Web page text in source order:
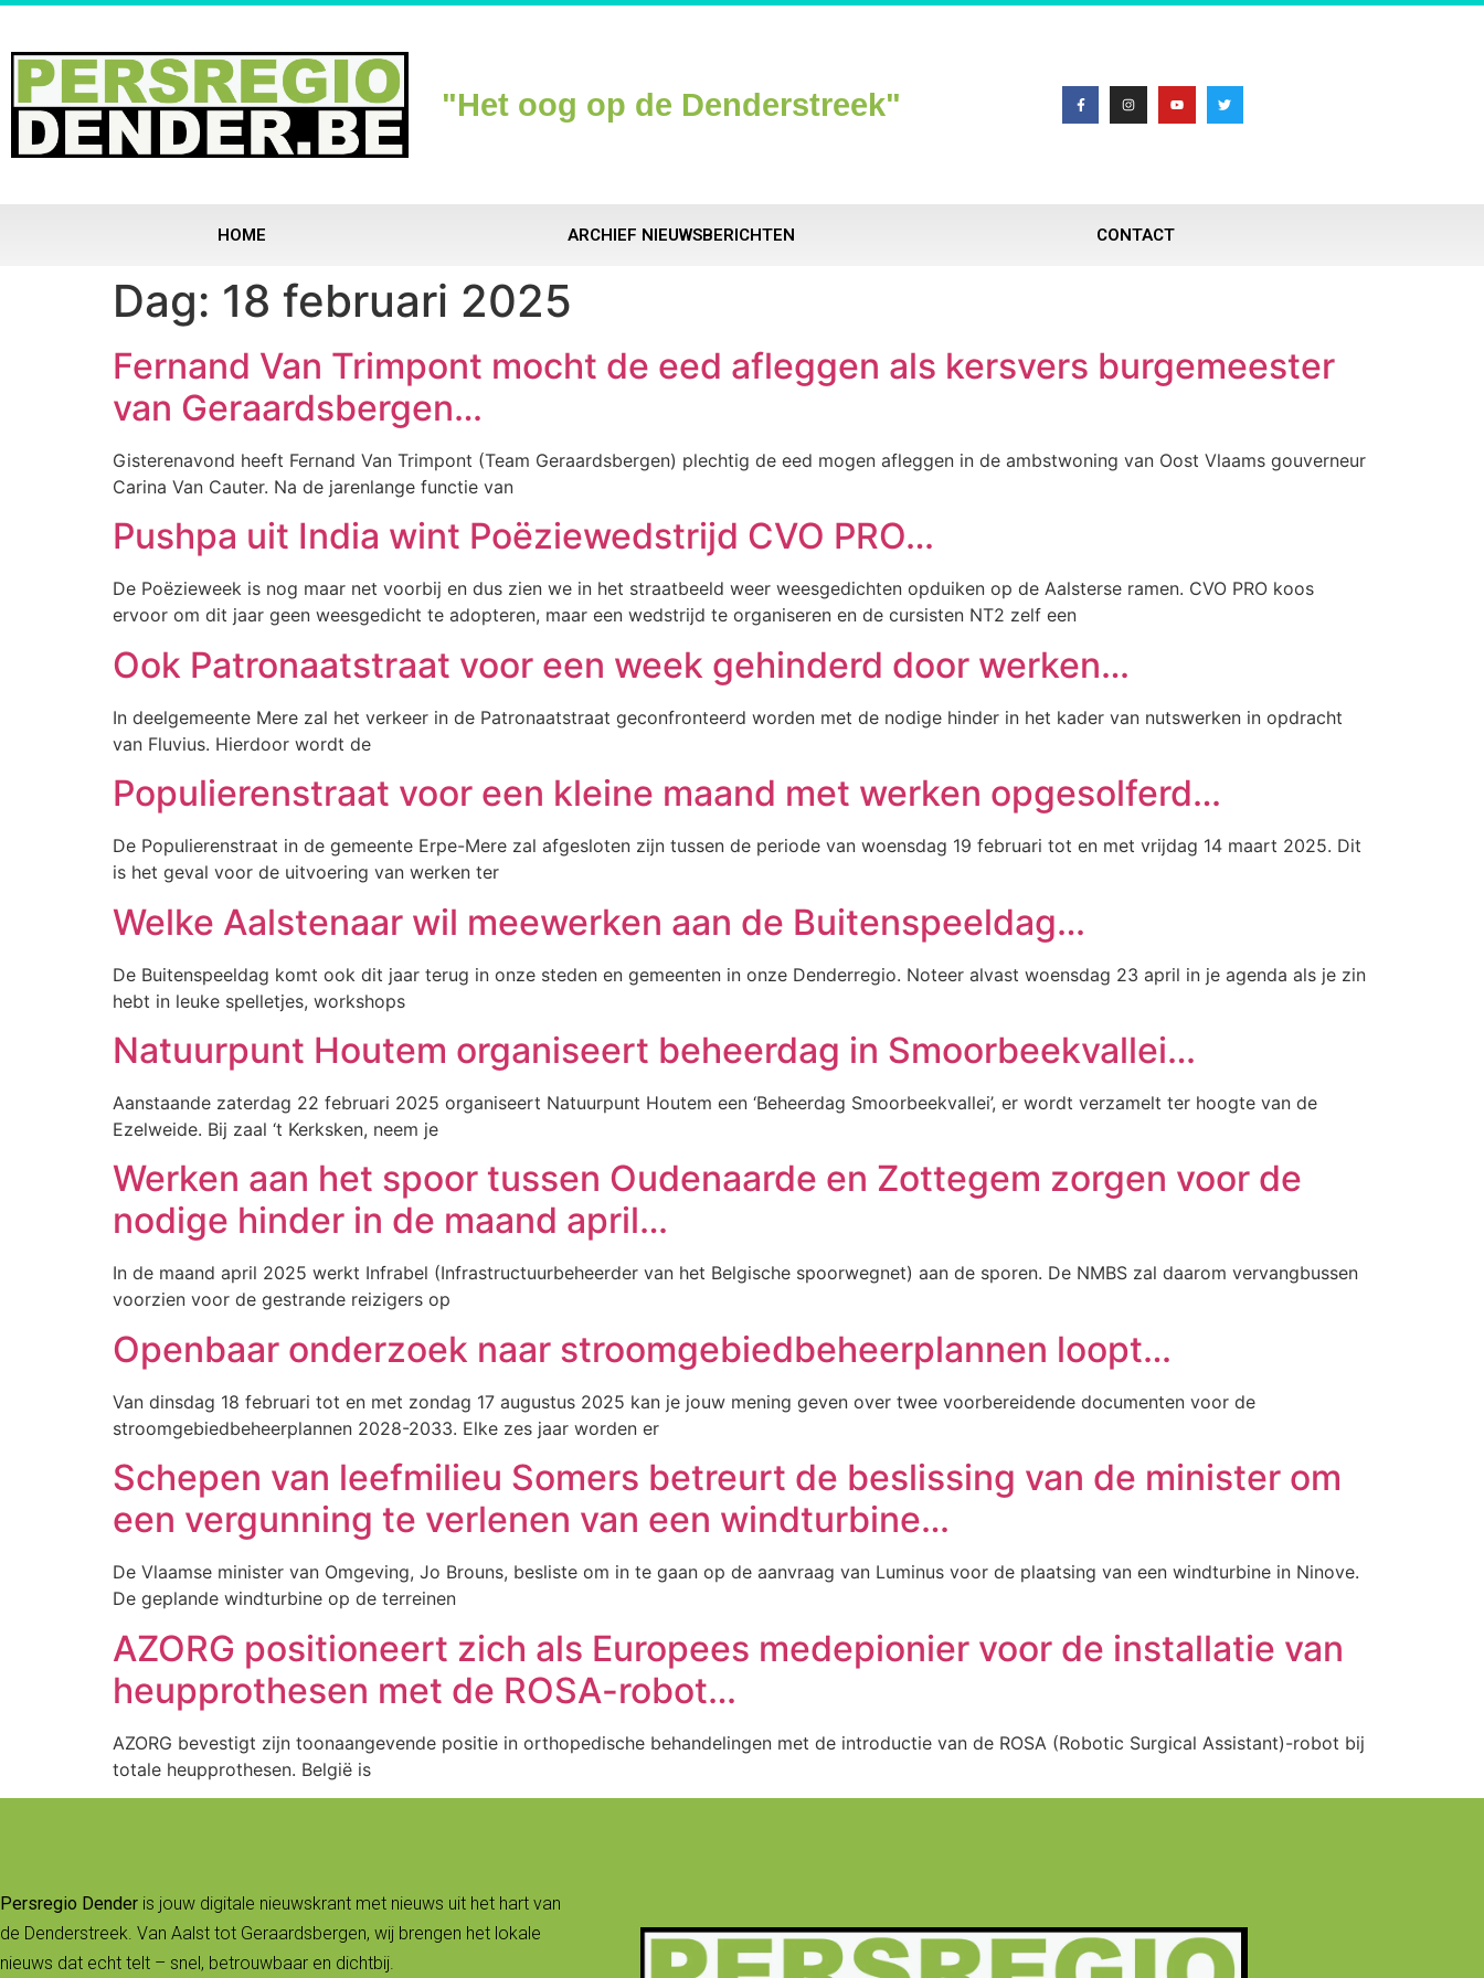
"Het oog op de Denderstreek"
HOME ARCHIEF NIEUWSBERICHTEN CONTACT
Dag: 18 februari 2025
Fernand Van Trimpont mocht de eed afleggen als kersvers burgemeester
van Geraardsbergen…
Gisterenavond heeft Fernand Van Trimpont (Team Geraardsbergen) plechtig de eed mogen afleggen in de ambstwoning van Oost Vlaams gouverneur
Carina Van Cauter. Na de jarenlange functie van
Pushpa uit India wint Poëziewedstrijd CVO PRO…
De Poëzieweek is nog maar net voorbij en dus zien we in het straatbeeld weer weesgedichten opduiken op de Aalsterse ramen. CVO PRO koos
ervoor om dit jaar geen weesgedicht te adopteren, maar een wedstrijd te organiseren en de cursisten NT2 zelf een
Ook Patronaatstraat voor een week gehinderd door werken…
In deelgemeente Mere zal het verkeer in de Patronaatstraat geconfronteerd worden met de nodige hinder in het kader van nutswerken in opdracht
van Fluvius. Hierdoor wordt de
Populierenstraat voor een kleine maand met werken opgesolferd…
De Populierenstraat in de gemeente Erpe-Mere zal afgesloten zijn tussen de periode van woensdag 19 februari tot en met vrijdag 14 maart 2025. Dit
is het geval voor de uitvoering van werken ter
Welke Aalstenaar wil meewerken aan de Buitenspeeldag…
De Buitenspeeldag komt ook dit jaar terug in onze steden en gemeenten in onze Denderregio. Noteer alvast woensdag 23 april in je agenda als je zin
hebt in leuke spelletjes, workshops
Natuurpunt Houtem organiseert beheerdag in Smoorbeekvallei…
Aanstaande zaterdag 22 februari 2025 organiseert Natuurpunt Houtem een ‘Beheerdag Smoorbeekvallei’, er wordt verzamelt ter hoogte van de
Ezelweide. Bij zaal ‘t Kerksken, neem je
Werken aan het spoor tussen Oudenaarde en Zottegem zorgen voor de
nodige hinder in de maand april…
In de maand april 2025 werkt Infrabel (Infrastructuurbeheerder van het Belgische spoorwegnet) aan de sporen. De NMBS zal daarom vervangbussen
voorzien voor de gestrande reizigers op
Openbaar onderzoek naar stroomgebiedbeheerplannen loopt…
Van dinsdag 18 februari tot en met zondag 17 augustus 2025 kan je jouw mening geven over twee voorbereidende documenten voor de
stroomgebiedbeheerplannen 2028-2033. Elke zes jaar worden er
Schepen van leefmilieu Somers betreurt de beslissing van de minister om
een vergunning te verlenen van een windturbine…
De Vlaamse minister van Omgeving, Jo Brouns, besliste om in te gaan op de aanvraag van Luminus voor de plaatsing van een windturbine in Ninove.
De geplande windturbine op de terreinen
AZORG positioneert zich als Europees medepionier voor de installatie van
heupprothesen met de ROSA-robot…
AZORG bevestigt zijn toonaangevende positie in orthopedische behandelingen met de introductie van de ROSA (Robotic Surgical Assistant)-robot bij
totale heupprothesen. België is
Persregio Dender is jouw digitale nieuwskrant met nieuws uit het hart van
de Denderstreek. Van Aalst tot Geraardsbergen, wij brengen het lokale
nieuws dat echt telt – snel, betrouwbaar en dichtbij.